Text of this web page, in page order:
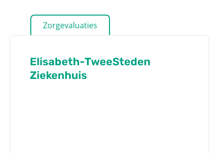
Zorgevaluaties
Elisabeth-TweeSteden
Ziekenhuis